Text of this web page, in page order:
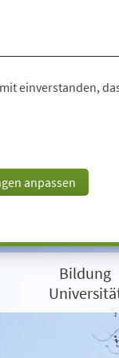
einverstanden,
anpassen
Bildung